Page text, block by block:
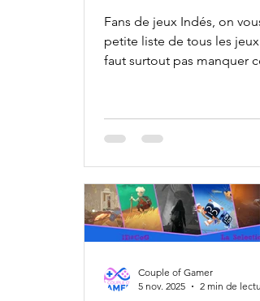
Fans de jeux Indés, on
petite liste de tous les jeux
faut surtout pas manquer
sélection. Chaque mois, il
de jeux indépendants qui
Invasion - PC, Switch, Switch 2, PS5,
Series 2 décembre SLEEP
Tingus Goose - PC She's Leaving - PC
TOGETHER - PC 4 dé
Couple of Gamer
5 nov. 2025
2 min de